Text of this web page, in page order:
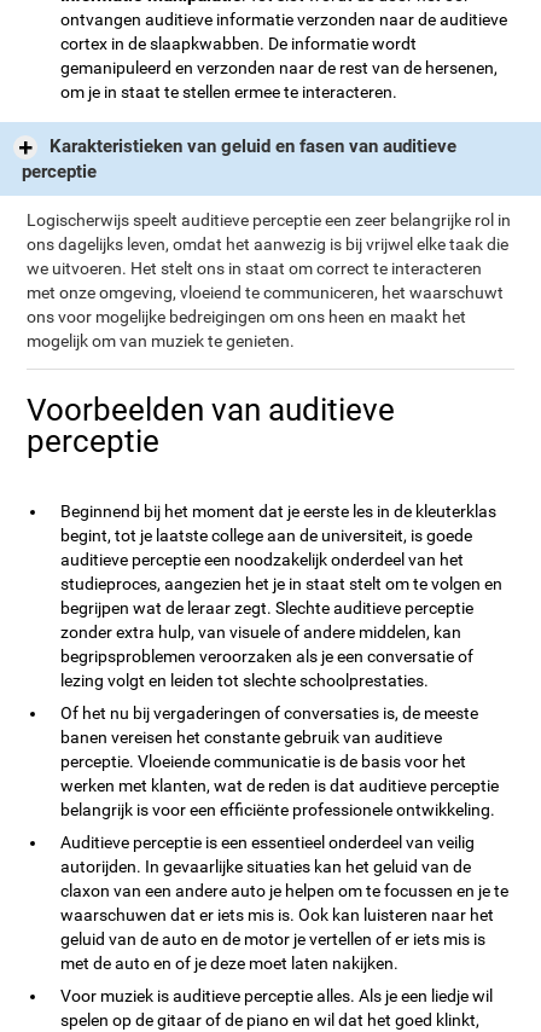
ontvangen auditieve informatie verzonden naar de auditieve
cortex in de slaapkwabben. De informatie wordt
gemanipuleerd en verzonden naar de rest van de hersenen,
om je in staat te stellen ermee te interacteren.
Karakteristieken van geluid en fasen van auditieve
perceptie
Logischerwijs speelt auditieve perceptie een zeer belangrijke rol in
ons dagelijks leven, omdat het aanwezig is bij vrijwel elke taak die
we uitvoeren. Het stelt ons in staat om correct te interacteren
met onze omgeving, vloeiend te communiceren, het waarschuwt
ons voor mogelijke bedreigingen om ons heen en maakt het
mogelijk om van muziek te genieten.
Voorbeelden van auditieve
perceptie
Beginnend bij het moment dat je eerste les in de kleuterklas
begint, tot je laatste college aan de universiteit, is goede
auditieve perceptie een noodzakelijk onderdeel van het
studieproces, aangezien het je in staat stelt om te volgen en
begrijpen wat de leraar zegt. Slechte auditieve perceptie
zonder extra hulp, van visuele of andere middelen, kan
begripsproblemen veroorzaken als je een conversatie of
lezing volgt en leiden tot slechte schoolprestaties.
Of het nu bij vergaderingen of conversaties is, de meeste
banen vereisen het constante gebruik van auditieve
perceptie. Vloeiende communicatie is de basis voor het
werken met klanten, wat de reden is dat auditieve perceptie
belangrijk is voor een efficiënte professionele ontwikkeling.
Auditieve perceptie is een essentieel onderdeel van veilig
autorijden. In gevaarlijke situaties kan het geluid van de
claxon van een andere auto je helpen om te focussen en je te
waarschuwen dat er iets mis is. Ook kan luisteren naar het
geluid van de auto en de motor je vertellen of er iets mis is
met de auto en of je deze moet laten nakijken.
Voor muziek is auditieve perceptie alles. Als je een liedje wil
spelen op de gitaar of de piano en wil dat het goed klinkt,